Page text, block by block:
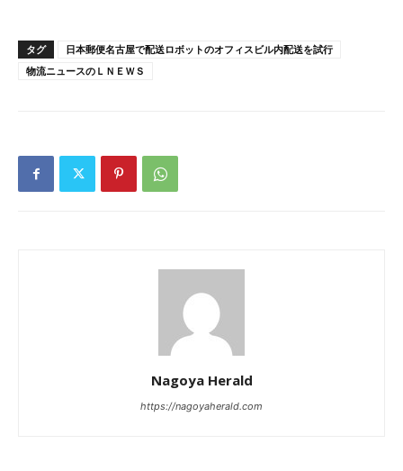
タグ
日本郵便名古屋で配送ロボットのオフィスビル内配送を試行
物流ニュースのＬＮＥＷＳ
Nagoya Herald
https://nagoyaherald.com